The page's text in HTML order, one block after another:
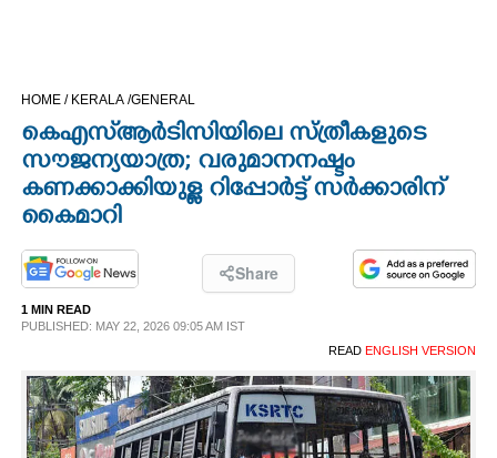
CINEMA
OPINION
INFO+
HOME / KERALA /GENERAL
കെഎസ്‌‌ആർടിസിയിലെ സ്ത്രീകളുടെ
സൗജന്യയാത്ര; വരുമാനനഷ്ടം
കണക്കാക്കിയുള്ള റിപ്പോർട്ട് സർക്കാരിന്
കൈമാറി
Share
1 MIN READ
PUBLISHED: MAY 22, 2026 09:05 AM IST
READ ENGLISH VERSION